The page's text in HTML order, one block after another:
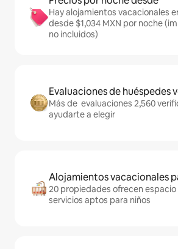
Hay alojamientos vacacionales
desde $1,034 MXN por noche
no incluidos)
Evaluaciones de huéspedes
Más de evaluaciones 2,560
ayudarte a elegir
Alojamientos vacacionales
20 propiedades ofrecen espacio
servicios aptos para niños